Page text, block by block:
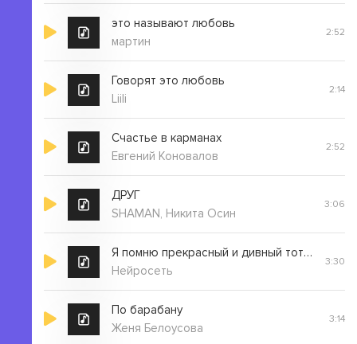
И друг у друга в титрах наши имена
Но мы не выдержим сезон под номером два
Ведь это всё была игра
это называют любовь
мартин
2:52
Говорят это любовь
Liili
2:14
Счастье в карманах
Евгений Коновалов
2:52
ДРУГ
SHAMAN, Никита Осин
3:06
Я помню прекрасный и дивный тот сон
Нейросеть
3:30
По барабану
Женя Белоусова
3:14